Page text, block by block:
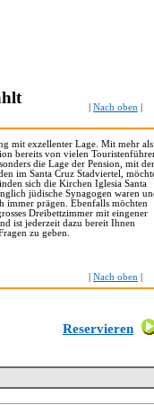
Nach oben
mit exzellenter Lage. Mit mehr als
bereits von vielen
die Lage der Pension, mit
im Santa Cruz Stadviertel,
sich die Kirchen Iglesia Santa
jüdische Synagogen waren
immer prägen. Ebenfalls möchten
Dreibettzimmer mit eingener
ist jederzeit dazu bereit Ihnen
zu geben.
Nach oben
Reservieren